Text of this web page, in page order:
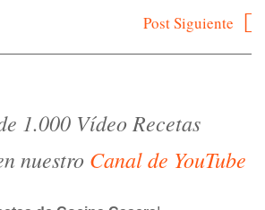
Post Siguiente
1.000 Vídeo Recetas
nuestro Canal de YouTube